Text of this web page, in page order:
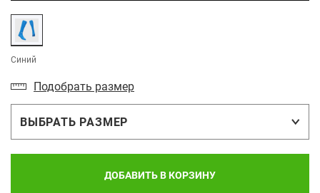
Синий
Подобрать размер
ВЫБРАТЬ РАЗМЕР
ДОБАВИТЬ В КОРЗИНУ